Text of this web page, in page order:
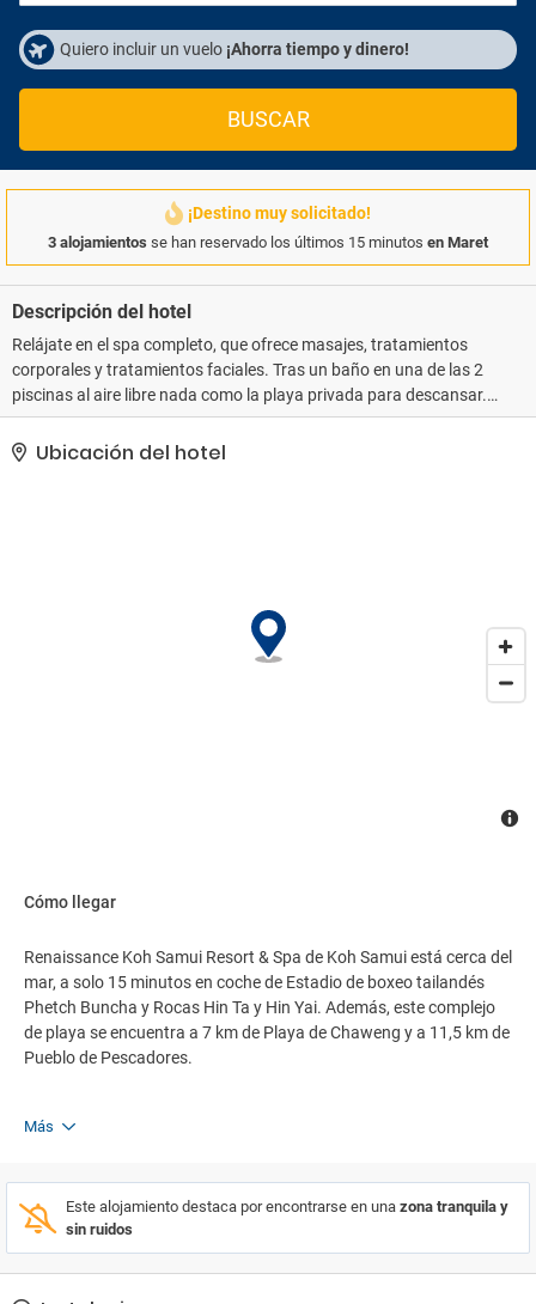
Quiero incluir un vuelo ¡Ahorra tiempo y dinero!
BUSCAR
¡Destino muy solicitado!
3 alojamientos se han reservado los últimos 15 minutos en Maret
Descripción del hotel
Relájate en el spa completo, que ofrece masajes, tratamientos
corporales y tratamientos faciales. Tras un baño en una de las 2
piscinas al aire libre nada como la playa privada para descansar.
Encontrarás además conexión a Internet wifi gratis, servicios de
conserjería y una tienda de recuerdos. Recorre rápida y
sala de reuniones. Pagando un pequeño suplemento podrás
aprovechar prestaciones como servicio de transporte al
Ubicación del hotel
Cómo llegar
Renaissance Koh Samui Resort & Spa de Koh Samui está cerca del
mar, a solo 15 minutos en coche de Estadio de boxeo tailandés
Phetch Buncha y Rocas Hin Ta y Hin Yai. Además, este complejo
de playa se encuentra a 7 km de Playa de Chaweng y a 11,5 km de
Pueblo de Pescadores.
Más
Este alojamiento destaca por encontrarse en una zona tranquila y
sin ruidos